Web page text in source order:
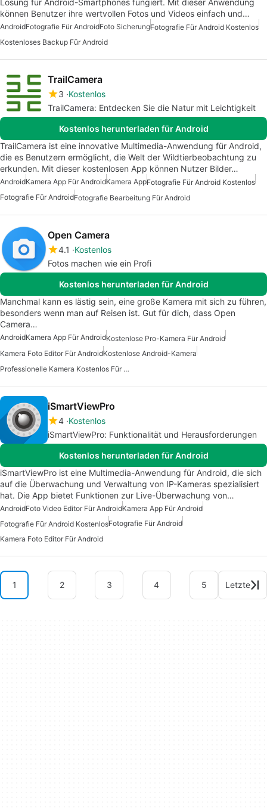
können Benutzer ihre wertvollen Fotos und Videos einfach und…
AndroidFotografie Für AndroidFoto SicherungFotografie Für Android Kostenlos
Kostenloses Backup Für Android
TrailCamera
3 Kostenlos
TrailCamera: Entdecken Sie die Natur mit Leichtigkeit
Kostenlos herunterladen für Android
TrailCamera ist eine innovative Multimedia-Anwendung für Android,
die es Benutzern ermöglicht, die Welt der Wildtierbeobachtung zu
erkunden. Mit dieser kostenlosen App können Nutzer Bilder…
AndroidKamera App Für AndroidKamera AppFotografie Für Android Kostenlos
Fotografie Für AndroidFotografie Bearbeitung Für Android
Open Camera
4.1
Kostenlos
Fotos machen wie ein Profi
Kostenlos herunterladen für Android
Manchmal kann es lästig sein, eine große Kamera mit sich zu führen,
besonders wenn man auf Reisen ist. Gut für dich, dass Open
Camera…
AndroidKamera App Für AndroidKostenlose Pro-Kamera Für Android
Kamera Foto Editor Für AndroidKostenlose Android-Kamera
Professionelle Kamera Kostenlos Für Android
iSmartViewPro
4 Kostenlos
iSmartViewPro: Funktionalität und Herausforderungen
Kostenlos herunterladen für Android
iSmartViewPro ist eine Multimedia-Anwendung für Android, die sich
auf die Überwachung und Verwaltung von IP-Kameras spezialisiert
hat. Die App bietet Funktionen zur Live-Überwachung von…
AndroidFoto Video Editor Für AndroidKamera App Für Android
Fotografie Für Android KostenlosFotografie Für Android
Kamera Foto Editor Für Android
1 2 3 4 5 Letzte